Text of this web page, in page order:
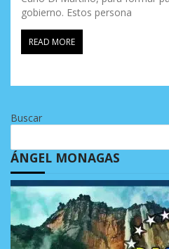
gobierno. Estos persona
READ MORE
Buscar
ÁNGEL MONAGAS